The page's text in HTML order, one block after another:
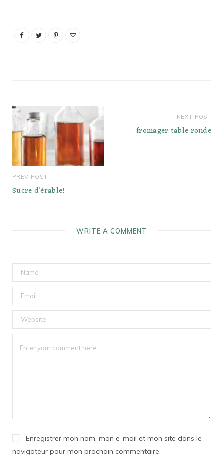
PREV POST
Sucre d’érable!
NEXT POST
fromager table ronde
WRITE A COMMENT
Enregistrer mon nom, mon e-mail et mon site dans le
navigateur pour mon prochain commentaire.